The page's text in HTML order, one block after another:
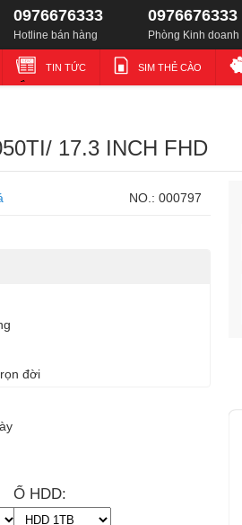
0976676333
Hotline bán hàng
0976676333
Phòng Kinh doanh
TIN TỨC SIM THẺ CÀO
17.3 INCH FHD
NO.: 000797
đời
Ổ HDD: